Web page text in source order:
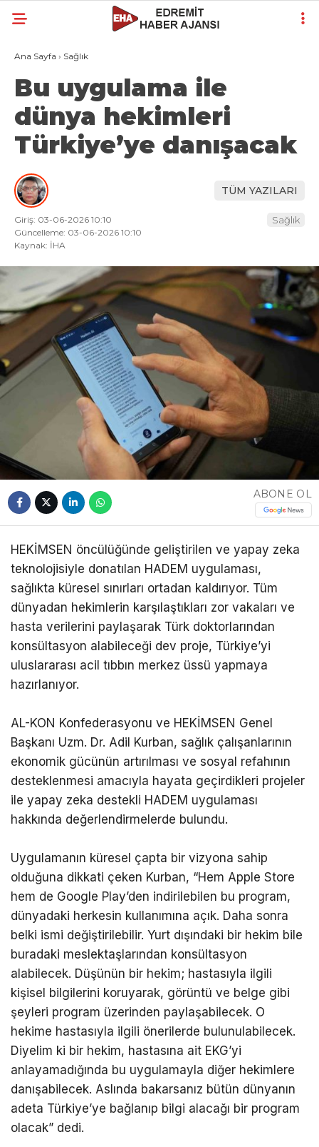
Ana Sayfa › Sağlık
Bu uygulama ile
dünya hekimleri
Türkiye’ye danışacak
TÜM YAZILARI
Giriş: 03-06-2026 10:10
Güncelleme: 03-06-2026 10:10
Kaynak: İHA
Sağlık
ABONE OL
HEKİMSEN öncülüğünde geliştirilen ve yapay zeka
teknolojisiyle donatılan HADEM uygulaması,
sağlıkta küresel sınırları ortadan kaldırıyor. Tüm
dünyadan hekimlerin karşılaştıkları zor vakaları ve
hasta verilerini paylaşarak Türk doktorlarından
konsültasyon alabileceği dev proje, Türkiye’yi
uluslararası acil tıbbın merkez üssü yapmaya
hazırlanıyor.
AL-KON Konfederasyonu ve HEKİMSEN Genel
Başkanı Uzm. Dr. Adil Kurban, sağlık çalışanlarının
ekonomik gücünün artırılması ve sosyal refahının
desteklenmesi amacıyla hayata geçirdikleri projeler
ile yapay zeka destekli HADEM uygulaması
hakkında değerlendirmelerde bulundu.
Uygulamanın küresel çapta bir vizyona sahip
olduğuna dikkati çeken Kurban, “Hem Apple Store
hem de Google Play’den indirilebilen bu program,
dünyadaki herkesin kullanımına açık. Daha sonra
belki ismi değiştirilebilir. Yurt dışındaki bir hekim bile
buradaki meslektaşlarından konsültasyon
alabilecek. Düşünün bir hekim; hastasıyla ilgili
kişisel bilgilerini koruyarak, görüntü ve belge gibi
şeyleri program üzerinden paylaşabilecek. O
hekime hastasıyla ilgili önerilerde bulunulabilecek.
Diyelim ki bir hekim, hastasına ait EKG’yi
anlayamadığında bu uygulamayla diğer hekimlere
danışabilecek. Aslında bakarsanız bütün dünyanın
adeta Türkiye’ye bağlanıp bilgi alacağı bir program
olacak” dedi.